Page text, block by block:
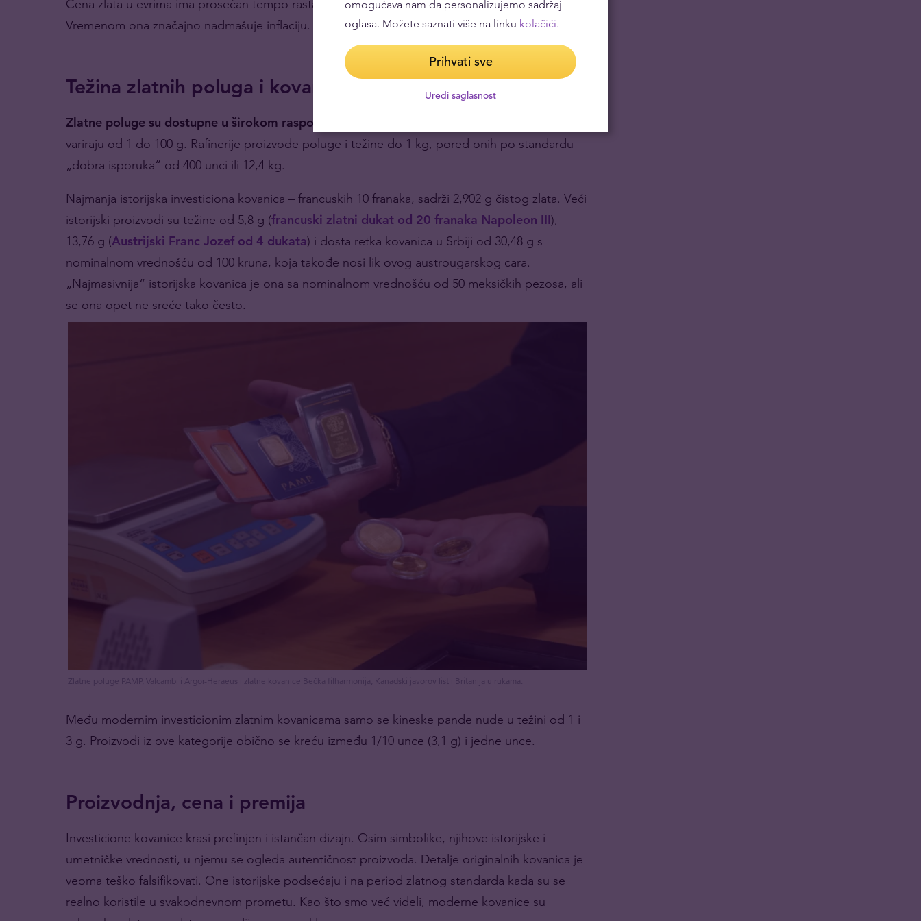
Cena zlata u evrima ima prosečan tempo rasta od 9% od uvođenja zajedničke valute.
Vremenom ona značajno nadmašuje inflaciju.
Težina zlatnih poluga i kovanica
Zlatne poluge su dostupne u širokom rasponu težina
variraju od 1 do 100 g. Rafinerije proizvode poluge i težine do 1 kg, pored onih po standardu
„dobra isporuka“ od 400 unci ili 12,4 kg.
Najmanja istorijska investiciona kovanica – francuskih 10 franaka, sadrži 2,902 g čistog zlata. Veći
istorijski proizvodi su težine od 5,8 g (francuski zlatni dukat od 20 franaka Napoleon III),
13,76 g (Austrijski Franc Jozef od 4 dukata) i dosta retka kovanica u Srbiji od 30,48 g s
nominalnom vrednošću od 100 kruna, koja takođe nosi lik ovog austrougarskog cara.
„Najmasivnija“ istorijska kovanica je ona sa nominalnom vrednošću od 50 meksičkih pezosa, ali
se ona opet ne sreće tako često.
Zlatne poluge PAMP, Valcambi i Argor-Heraeus i zlatne kovanice Bečka filharmonija, Kanadski javorov list i Britanija u rukama.
Među modernim investicionim zlatnim kovanicama samo se kineske pande nude u težini od 1 i
3 g. Proizvodi iz ove kategorije obično se kreću između 1/10 unce (3,1 g) i jedne unce.
Proizvodnja, cena i premija
Investicione kovanice krasi prefinjen i istančan dizajn. Osim simbolike, njihove istorijske i
umetničke vrednosti, u njemu se ogleda autentičnost proizvoda. Detalje originalnih kovanica je
veoma teško falsifikovati. One istorijske podsećaju i na period zlatnog standarda kada su se
realno koristile u svakodnevnom prometu. Kao što smo već videli, moderne kovanice su
omogućava nam da personalizujemo sadržaj
oglasa. Možete saznati više na linku kolačići.
Prihvati sve
Uredi saglasnost